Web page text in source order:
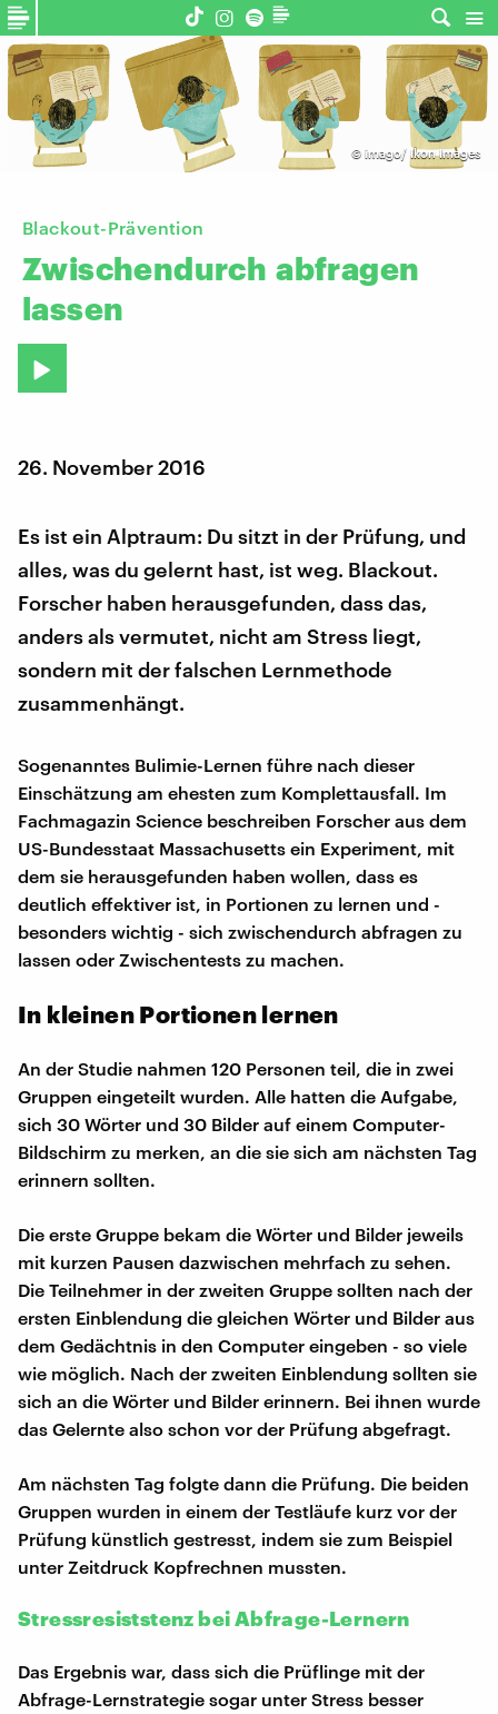
© imago/ Ikon Images
Blackout-Prävention
Zwischendurch abfragen
lassen
26. November 2016
Es ist ein Alptraum: Du sitzt in der Prüfung, und
alles, was du gelernt hast, ist weg. Blackout.
Forscher haben herausgefunden, dass das,
anders als vermutet, nicht am Stress liegt,
sondern mit der falschen Lernmethode
zusammenhängt.
Sogenanntes Bulimie-Lernen führe nach dieser
Einschätzung am ehesten zum Komplettausfall. Im
Fachmagazin Science beschreiben Forscher aus dem
US-Bundesstaat Massachusetts ein Experiment, mit
dem sie herausgefunden haben wollen, dass es
deutlich effektiver ist, in Portionen zu lernen und -
besonders wichtig - sich zwischendurch abfragen zu
lassen oder Zwischentests zu machen.
In kleinen Portionen lernen
An der Studie nahmen 120 Personen teil, die in zwei
Gruppen eingeteilt wurden. Alle hatten die Aufgabe,
sich 30 Wörter und 30 Bilder auf einem Computer-
Bildschirm zu merken, an die sie sich am nächsten Tag
erinnern sollten.
Die erste Gruppe bekam die Wörter und Bilder jeweils
mit kurzen Pausen dazwischen mehrfach zu sehen.
Die Teilnehmer in der zweiten Gruppe sollten nach der
ersten Einblendung die gleichen Wörter und Bilder aus
dem Gedächtnis in den Computer eingeben - so viele
wie möglich. Nach der zweiten Einblendung sollten sie
sich an die Wörter und Bilder erinnern. Bei ihnen wurde
das Gelernte also schon vor der Prüfung abgefragt.
Am nächsten Tag folgte dann die Prüfung. Die beiden
Gruppen wurden in einem der Testläufe kurz vor der
Prüfung künstlich gestresst, indem sie zum Beispiel
unter Zeitdruck Kopfrechnen mussten.
Stressresiststenz bei Abfrage-Lernern
Das Ergebnis war, dass sich die Prüflinge mit der
Abfrage-Lernstrategie sogar unter Stress besser